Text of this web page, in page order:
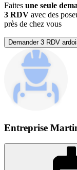
Faites une seule
3 RDV avec des
près de chez vous
Demander 3 RDV
Entreprise